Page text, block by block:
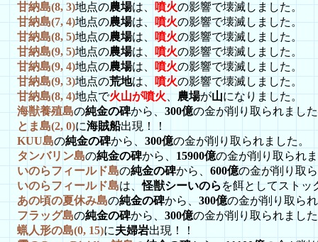
甘納島(8, 3)地点の農場は、噴火の影響で壊滅しました。
甘納島(7, 4)地点の農場は、噴火の影響で壊滅しました。
甘納島(8, 5)地点の農場は、 噴火の影響で壊滅しました。
甘納島(9, 5)地点の農場は、 噴火の影響で壊滅しました。
甘納島(9, 4)地点の農場は、 噴火の影響で壊滅しました。
甘納島(9, 3)地点の荒地は、 噴火の影響で壊滅しました。
甘納島(8, 4)地点で火山が噴火、農場が山になりました。
海獣養殖島の純金の碑から、300億の金が削り取られまし
とま島(2, 0)に海賊船出現！！
KUU島の純金の碑から、 300億の金が削り取られました。
タンバリン島の純金の碑から、 15900億の金が削り取られ
いのらフィールド島の純金の碑から、 600億の金が削り取
いのらフィールド島は、怪獣シーいのらを餌としてストッ
あの頃の夏休み島の純金の碑から、300億の金が削り取ら
フラッグ島の純金の碑から、 300億の金が削り取られまし
蝋人形の島(0, 15)に夫婦岩出現！！